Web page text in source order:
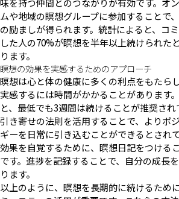
味を持つ仲間とのつながりが有効です。オ
ムや地域の瞑想グループに参加することで
の励ましが得られます。統計によると、コ
した人の70%が瞑想を半年以上続けられた
ります。
瞑想の効果を実感するためのアプローチ
瞑想は心と体の健康に多くの利点をもたら
実感するには時間がかかることがあります
と、最低でも3週間は続けることが推奨され
引き寄せの法則を活用することで、よりポ
ギーを日常に引き込むことができるとされ
効果を自覚するために、瞑想日記をつける
です。進捗を記録することで、自分の成長
ります。
以上のように、瞑想を長期的に続けるため